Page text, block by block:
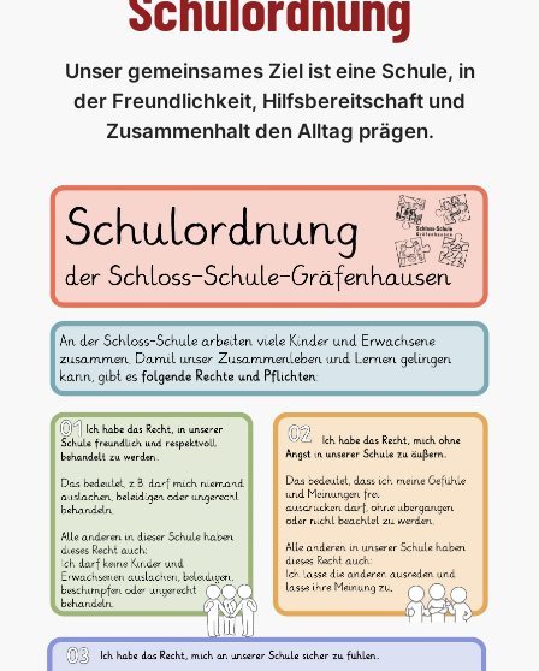
Elternbeirat
FSJ
Leitbild
AGs
Rythmisierung
ESSZETT-Schulzeitung
Unser gemeinsames Ziel ist eine Schule, in
der Freundlichkeit, Hilfsbereitschaft und
Zusammenhalt den Alltag prägen.